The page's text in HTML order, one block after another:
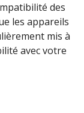
des
les appareils
mis à
avec votre